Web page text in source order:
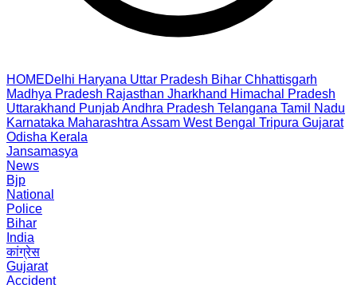
HOMEDelhi Haryana Uttar Pradesh Bihar Chhattisgarh
Madhya Pradesh Rajasthan Jharkhand Himachal Pradesh
Uttarakhand PunjabAndhra Pradesh Telangana Tamil Nadu
Karnataka Maharashtra Assam West Bengal Tripura Gujarat
Odisha Kerala
Jansamasya
News
Bjp
National
Police
Bihar
India
कांग्रेस
Gujarat
Accident